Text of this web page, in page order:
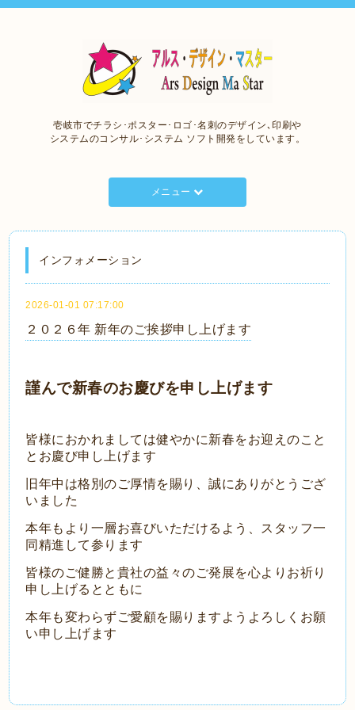
壱岐市でチラシ･ポスター･ロゴ･名刺のデザイン､印刷や
システムのコンサル･システム ソフト開発をしています。
メニュー
インフォメーション
2026-01-01 07:17:00
２０２６年 新年のご挨拶申し上げます
謹んで新春のお慶びを申し上げます
皆様におかれましては健やかに新春をお迎えのこと
とお慶び申し上げます
旧年中は格別のご厚情を賜り、誠にありがとうござ
いました
本年もより一層お喜びいただけるよう、スタッフ一
同精進して参ります
皆様のご健勝と貴社の益々のご発展を心よりお祈り
申し上げるとともに
本年も変わらずご愛顧を賜りますようよろしくお願
い申し上げます